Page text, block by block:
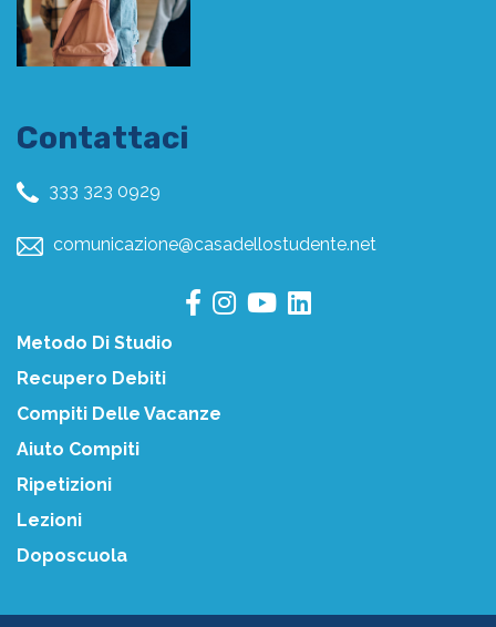
Contattaci
333 323 0929
comunicazione@casadellostudente.net
Metodo Di Studio
Recupero Debiti
Compiti Delle Vacanze
Aiuto Compiti
Ripetizioni
Lezioni
Doposcuola